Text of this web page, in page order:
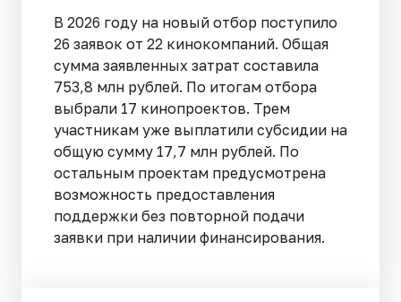
В 2026 году на новый отбор поступило
26 заявок от 22 кинокомпаний. Общая
сумма заявленных затрат составила
753,8 млн рублей. По итогам отбора
выбрали 17 кинопроектов. Трем
участникам уже выплатили субсидии на
общую сумму 17,7 млн рублей. По
остальным проектам предусмотрена
возможность предоставления
поддержки без повторной подачи
заявки при наличии финансирования.